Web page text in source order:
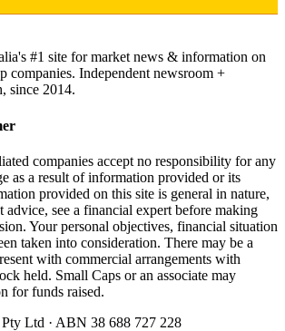
#1 site for market news & information on
companies. Independent newsroom +
since 2014.
companies accept no responsibility for any
as a result of information provided or its
provided on this site is general in nature,
see a financial expert before making
Your personal objectives, financial situation
taken into consideration. There may be a
with commercial arrangements with
held. Small Caps or an associate may
for funds raised.
Pty Ltd · ABN 38 688 727 228